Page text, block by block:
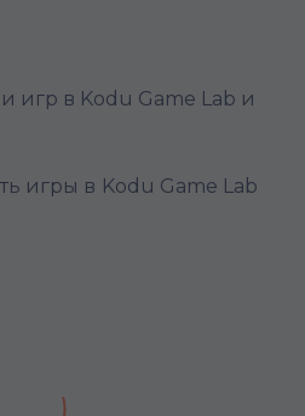
игр в Kodu Game Lab и
игры в Kodu Game Lab